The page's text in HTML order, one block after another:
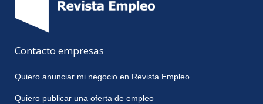
Contacto empresas
Quiero anunciar mi negocio en Revista Empleo
Quiero publicar una oferta de empleo